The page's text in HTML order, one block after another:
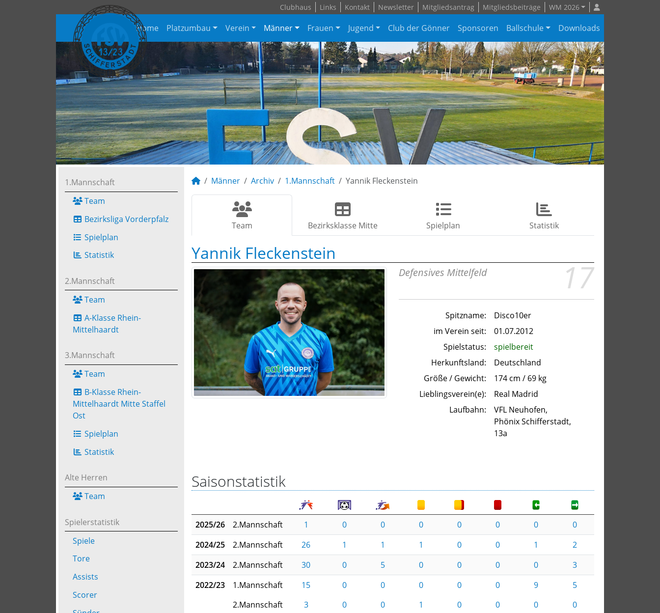
Clubhaus Links Kontakt Newsletter Mitgliedsantrag Mitgliedsbeiträge WM 2026
Home Platzumbau Verein Männer Frauen Jugend Club der Gönner Sponsoren Ballschule Downloads
1.Mannschaft
Team
Bezirksliga Vorderpfalz
Spielplan
Statistik
2.Mannschaft
Team
A-Klasse Rhein-
Mittelhaardt
3.Mannschaft
Team
B-Klasse Rhein-
Mittelhaardt Mitte Staffel
Ost
Spielplan
Statistik
Alte Herren
Team
Spielerstatistik
Spiele
Tore
Assists
Scorer
Männer Archiv 1.Mannschaft Yannik Fleckenstein
Team Bezirksklasse Mitte Spielplan Statistik
Yannik Fleckenstein
17
Defensives Mittelfeld
Spitzname:
Disco10er
im Verein seit:
01.07.2012
Spielstatus:
spielbereit
Herkunftsland:
Deutschland
Größe / Gewicht:
174 cm / 69 kg
Lieblingsverein(e):
Real Madrid
Laufbahn:
VFL Neuhofen,
Phönix Schifferstadt,
13a
Saisonstatistik
2025/26 2.Mannschaft 1 0 0 0 0 0 0
0
2024/25
2.Mannschaft 26 1 1 1 0 0 1
2
2023/24
2.Mannschaft 30 0 5 0 0 0 0
3
2022/23
1.Mannschaft 15 0 0 0 0 0 9
5
2.Mannschaft
3 0 0 1 0 0 0
0